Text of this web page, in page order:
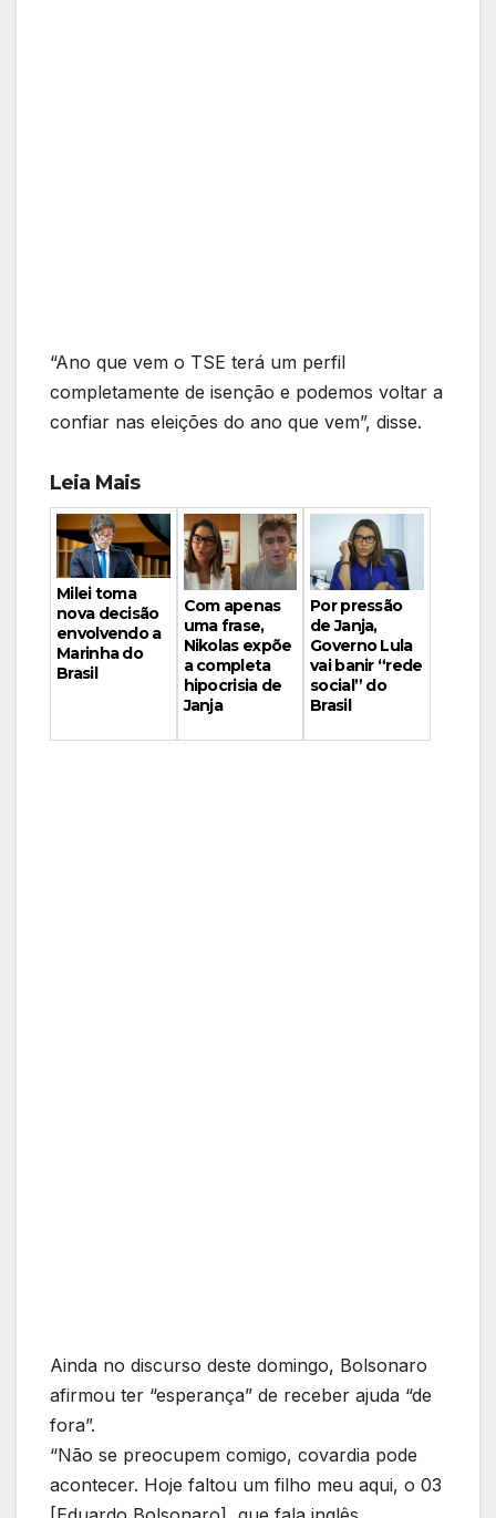
“Ano que vem o TSE terá um perfil
completamente de isenção e podemos voltar a
confiar nas eleições do ano que vem”, disse.
Leia Mais
Milei toma
nova decisão
envolvendo a
Marinha do
Brasil
Com apenas
uma frase,
Nikolas expõe
a completa
hipocrisia de
Janja
Por pressão
de Janja,
Governo Lula
vai banir “rede
social” do
Brasil
Ainda no discurso deste domingo, Bolsonaro
afirmou ter “esperança” de receber ajuda “de
fora”.
“Não se preocupem comigo, covardia pode
acontecer. Hoje faltou um filho meu aqui, o 03